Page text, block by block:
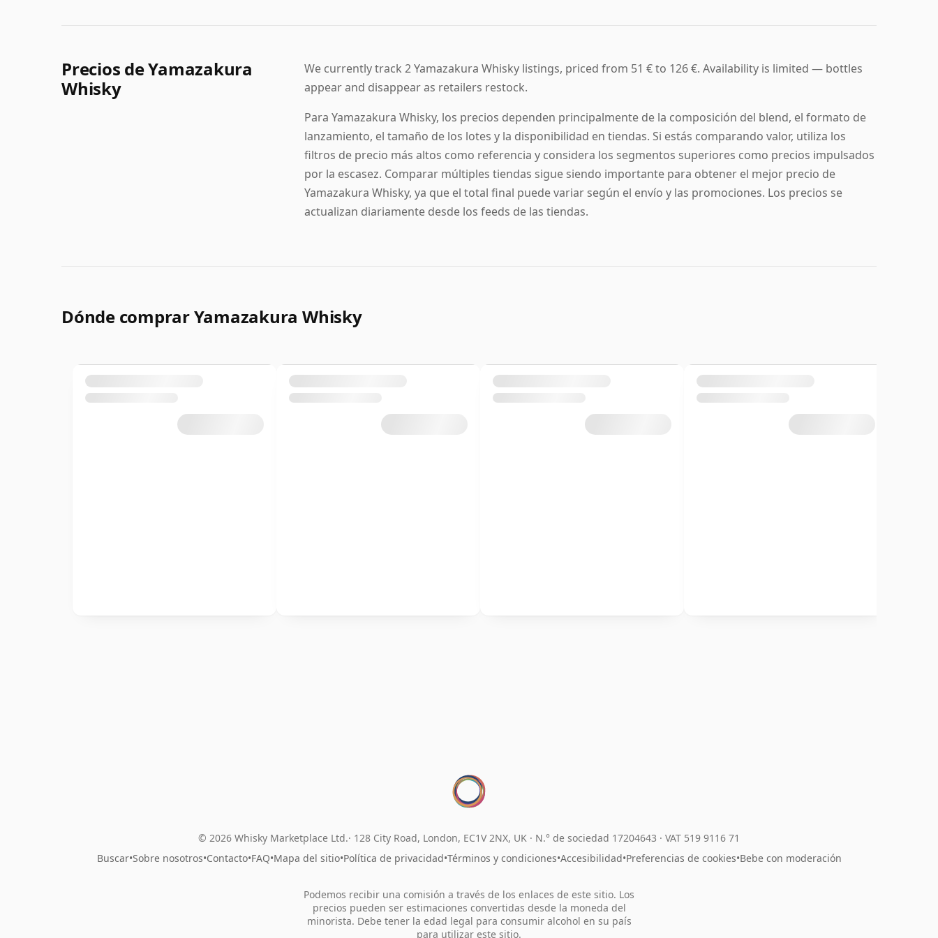
Precios de Yamazakura
Whisky
We currently track 2 Yamazakura Whisky listings, priced from 51 € to 126 €. Availability is limited — bottles
appear and disappear as retailers restock.
Para Yamazakura Whisky, los precios dependen principalmente de la composición del blend, el formato de
lanzamiento, el tamaño de los lotes y la disponibilidad en tiendas. Si estás comparando valor, utiliza los
filtros de precio más altos como referencia y considera los segmentos superiores como precios impulsados
por la escasez. Comparar múltiples tiendas sigue siendo importante para obtener el mejor precio de
Yamazakura Whisky, ya que el total final puede variar según el envío y las promociones. Los precios se
actualizan diariamente desde los feeds de las tiendas.
Dónde comprar Yamazakura Whisky
© 2026 Whisky Marketplace Ltd. 128 City Road, London, EC1V 2NX, UK · N.° de sociedad 17204643 · VAT 519 9116 71
Buscar•Sobre nosotros•Contacto•FAQ•Mapa del sitio•Política de privacidad•Términos y condiciones•Accesibilidad•Preferencias de cookies•Bebe con moderación
Podemos recibir una comisión a través de los enlaces de este sitio. Los
precios pueden ser estimaciones convertidas desde la moneda del
minorista. Debe tener la edad legal para consumir alcohol en su país
para utilizar este sitio.